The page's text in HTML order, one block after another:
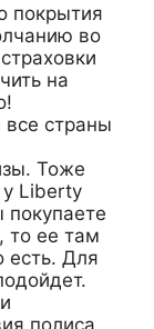
покрытия
во
на
страны
Тоже
Liberty
то ее там
есть. Для
полиса